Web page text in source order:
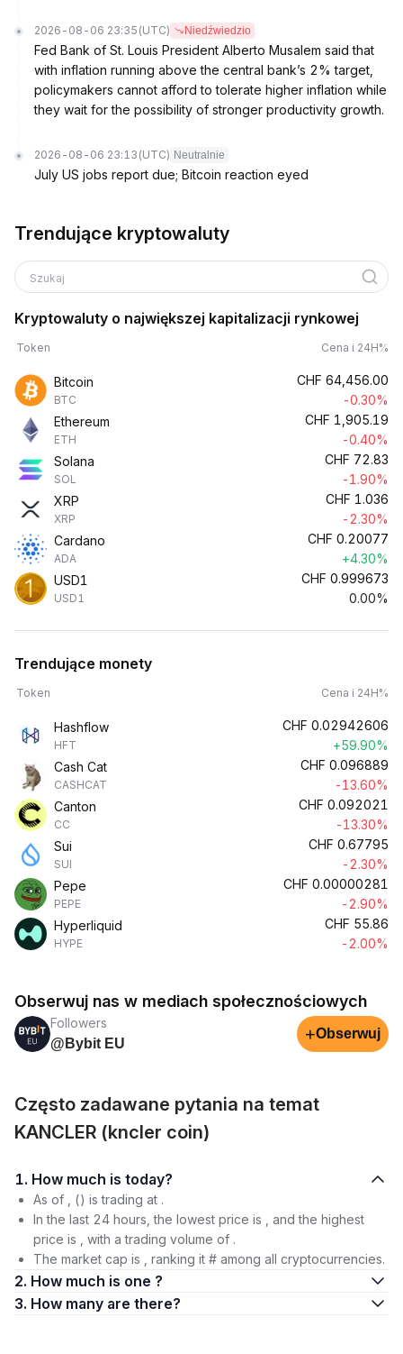
2026-08-06 23:35 (UTC) Niedźwiedzio
Fed Bank of St. Louis President Alberto Musalem said that
with inflation running above the central bank’s 2% target,
policymakers cannot afford to tolerate higher inflation while
they wait for the possibility of stronger productivity growth.
2026-08-06 23:13 (UTC) Neutralnie
July US jobs report due; Bitcoin reaction eyed
Trendujące kryptowaluty
Szukaj
Kryptowaluty o największej kapitalizacji rynkowej
Token Cena i 24H%
Bitcoin
BTC
CHF 64,456.00
-0.30%
Ethereum
ETH
CHF 1,905.19
-0.40%
Solana
SOL
CHF 72.83
-1.90%
XRP
XRP
CHF 1.036
-2.30%
Cardano
ADA
CHF 0.20077
+4.30%
USD1
USD1
CHF 0.999673
0.00%
Trendujące monety
Token Cena i 24H%
Hashflow
HFT
CHF 0.02942606
+59.90%
Cash Cat
CASHCAT
CHF 0.096889
-13.60%
Canton
CC
CHF 0.092021
-13.30%
Sui
SUI
CHF 0.67795
-2.30%
Pepe
PEPE
CHF 0.00000281
-2.90%
Hyperliquid
HYPE
CHF 55.86
-2.00%
Obserwuj nas w mediach społecznościowych
Followers
@Bybit EU
+Obserwuj
Często zadawane pytania na temat
KANCLER (kncler coin)
1. How much is today?
As of , () is trading at .
In the last 24 hours, the lowest price is , and the highest
price is , with a trading volume of .
The market cap is , ranking it # among all cryptocurrencies.
2. How much is one ?
3. How many are there?